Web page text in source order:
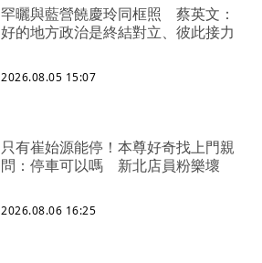
罕曬與藍營饒慶玲同框照 蔡英文：
好的地方政治是終結對立、彼此接力
2026.08.05 15:07
只有崔始源能停！本尊好奇找上門親
問：停車可以嗎 新北店員粉樂壞
2026.08.06 16:25